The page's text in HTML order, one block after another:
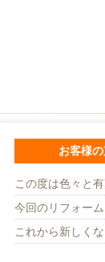
お客様
この度は色々と
今回のリフォー
これから新しく